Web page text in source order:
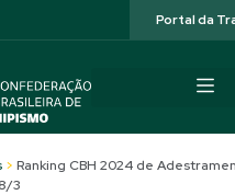
Portal da
> Ranking CBH 2024 de
3